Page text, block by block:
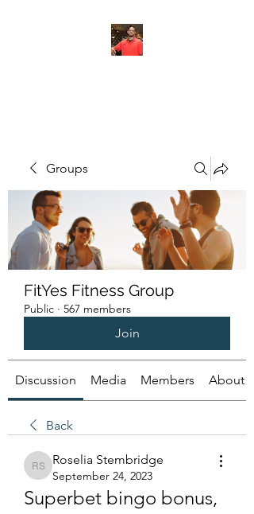
Groups
FitYes Fitness Group
Public · 567 members
Join
Discussion Media Members About
Back
Roselia Stembridge
Roselia Stembridge
September 24, 2023
Superbet bingo bonus,